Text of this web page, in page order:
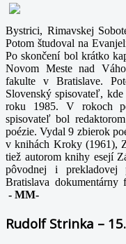
Bystrici, Rimavskej
Potom študoval na
Po skončení bol krátko
Novom Meste nad
fakulte v Bratislave.
Slovenský spisovateľ,
roku 1985. V rokoch
spisovateľ bol
poézie. Vydal 9 zbierok
v knihách Kroky (1961),
tiež autorom knihy esejí
pôvodnej i
Bratislava
- MM-
Rudolf Strinka –